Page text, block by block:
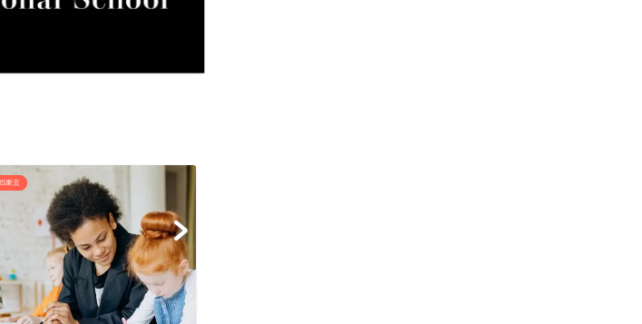
IS東京